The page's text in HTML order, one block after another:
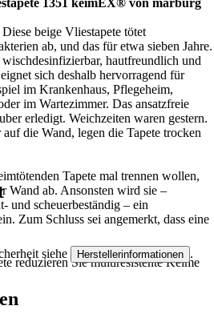
1351 keimEX® von marburg
beige Vliestapete tötet
ab, und das für etwa sieben Jahre.
hautfreundlich und
sich deshalb hervorragend für
im Krankenhaus, Pflegeheim,
im Wartezimmer. Das ansatzfreie
erledigt. Weichzeiten waren gestern.
die Wand, legen die Tapete trocken
Tapete mal trennen wollen,
Wand ab. Ansonsten wird sie –
und scheuerbeständig – ein
Zum Schluss sei angemerkt, dass eine
reduzieren Sie multiresistente Keime
siehe Herstellerinformationen .